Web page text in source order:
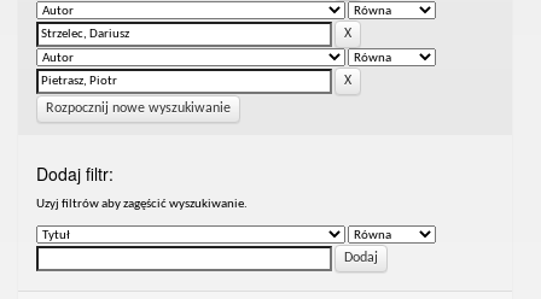
Rozpocznij nowe wyszukiwanie
Dodaj filtr:
Uzyj filtrów aby zagęścić wyszukiwanie.